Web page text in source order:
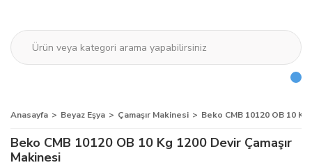
Anasayfa Beyaz Eşya Çamaşır Makinesi Beko CMB 10120 OB 10
Beko CMB 10120 OB 10 Kg 1200 Devir Çamaşır
Makinesi